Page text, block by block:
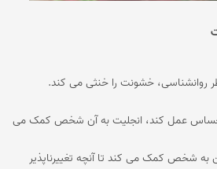
عمل کند، انجلیت به آن شخص کمک می
شخص کمک می کند تا آنچه تغییرناپذیر